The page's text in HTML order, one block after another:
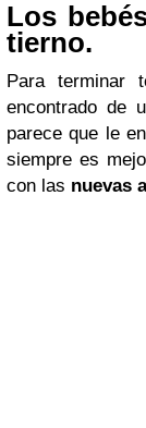
Los
tierno.
Para terminar
encontrado de
parece que le
siempre es
con las nuevas